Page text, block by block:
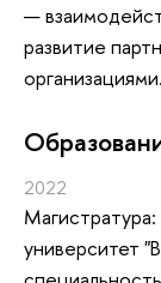
развитие
организациями.
2022
университет